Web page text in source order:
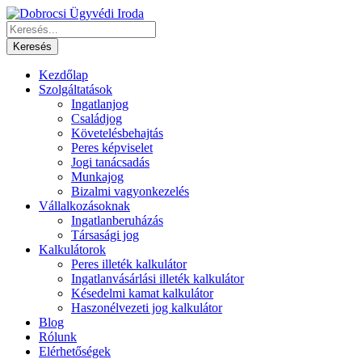
Kezdőlap
Szolgáltatások
Ingatlanjog
Családjog
Követelésbehajtás
Peres képviselet
Jogi tanácsadás
Munkajog
Bizalmi vagyonkezelés
Vállalkozásoknak
Ingatlanberuházás
Társasági jog
Kalkulátorok
Peres illeték kalkulátor
Ingatlanvásárlási illeték kalkulátor
Késedelmi kamat kalkulátor
Haszonélvezeti jog kalkulátor
Blog
Rólunk
Elérhetőségek